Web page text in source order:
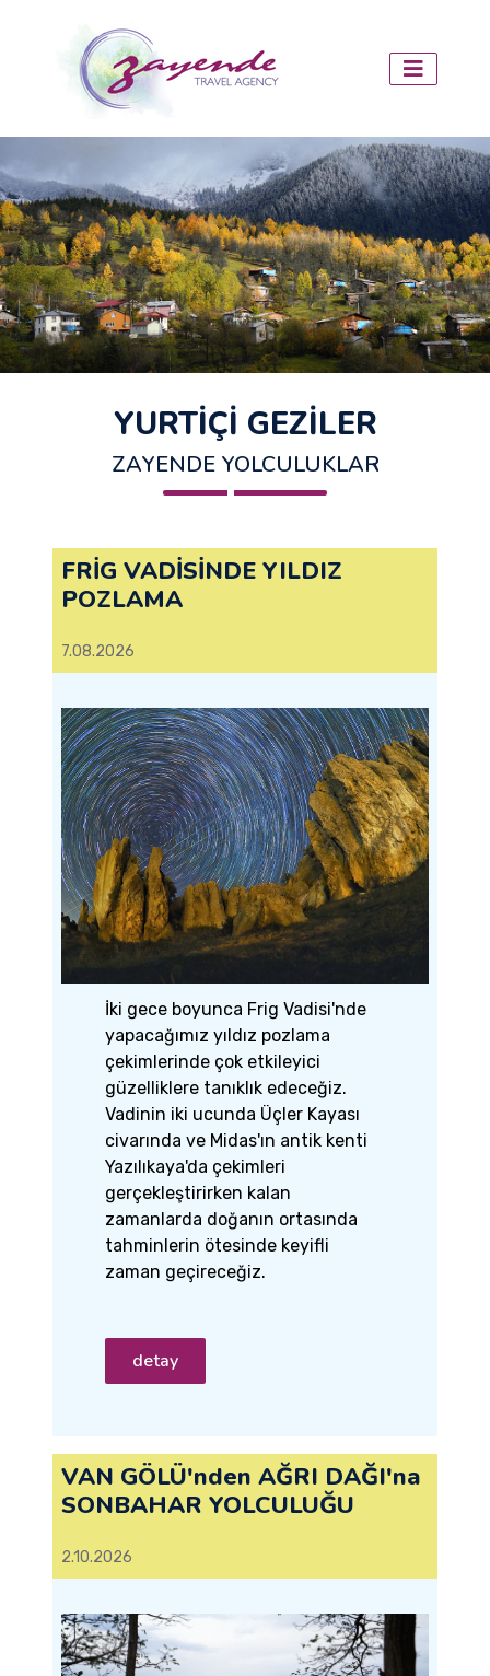
YURTİÇİ GEZİLER
ZAYENDE YOLCULUKLAR
FRİG VADİSİNDE YILDIZ
POZLAMA
7.08.2026
İki gece boyunca Frig Vadisi'nde
yapacağımız yıldız pozlama
çekimlerinde çok etkileyici
güzelliklere tanıklık edeceğiz.
Vadinin iki ucunda Üçler Kayası
civarında ve Midas'ın antik kenti
Yazılıkaya'da çekimleri
gerçekleştirirken kalan
zamanlarda doğanın ortasında
tahminlerin ötesinde keyifli
zaman geçireceğiz.
detay
VAN GÖLÜ'nden AĞRI DAĞI'na
SONBAHAR YOLCULUĞU
2.10.2026